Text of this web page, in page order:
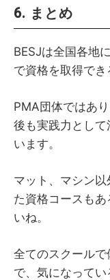
6. まとめ
BESJは全国各地
で資格を取得でき
PMA団体ではあ
後も実践力とし
います。
マット、マシン
た資格コースも
いね。
全てのスクール
で、気になって